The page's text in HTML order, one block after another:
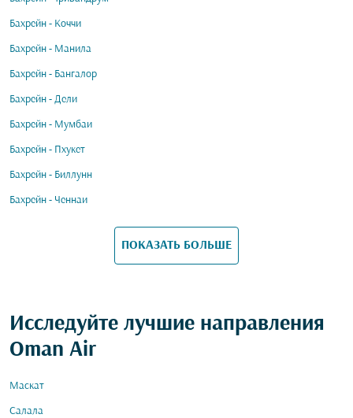
Бахрейн - Коччи
Бахрейн - Манила
Бахрейн - Бангалор
Бахрейн - Дели
Бахрейн - Мумбаи
Бахрейн - Пхукет
Бахрейн - Биллунн
Бахрейн - Ченнаи
ПОКАЗАТЬ БОЛЬШЕ
Исследуйте лучшие направления
Oman Air
Маскат
Салала